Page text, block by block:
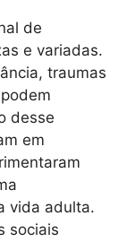
de
e variadas.
traumas
desse
em
vida adulta.
sociais